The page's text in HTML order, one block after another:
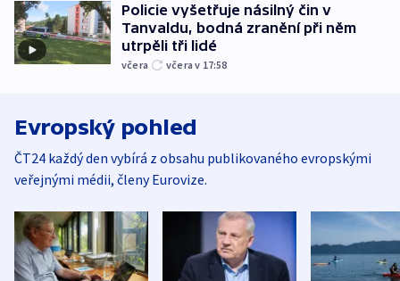
Policie vyšetřuje násilný čin v
Tanvaldu, bodná zranění při něm
utrpěli tři lidé
včera včera v 17:58
Evropský pohled
ČT24 každý den vybírá z obsahu publikovaného evropskými
veřejnými médii, členy Eurovize.